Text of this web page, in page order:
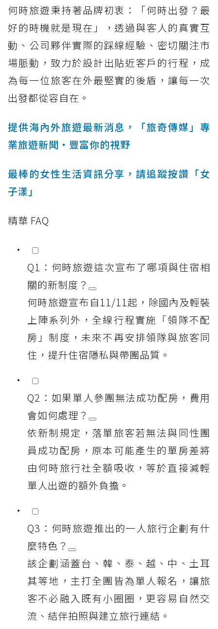
何時旅遊秉持著品牌初衷：「何時出發？最
好的時機就是現在」，透過與客人的真實互
動、公司夥伴實際的踩線經驗、密切關注市
場脈動，致力於設計出貼近客戶的行程，成
為每一位旅客在外最堅實的後盾，讓每一次
出發都從容自在。
提供海內外旅遊最新消息，「旅奇傳媒」專
業旅遊新聞‧豐富你的視野
最棒的女性生活資訊分享，請追蹤按讚「女
子漾」
精華 FAQ
Q1：何時旅遊這次宣布了哪項與住宿相
關的新制度？
何時旅遊宣布自11/11起，除國內及輕裝
上陣系列外，全線行程實施「領隊不配
房」制度，未來不再安排領隊與旅客同
住，提升住宿隱私與帶團品質。
Q2：如果單人參團無法成功配房，費用
會如何處理？
依新制規定，落單旅客若無法與同性團
員成功配房，原本可能產生的單房差將
由何時旅行社全額吸收，等於直接減輕
單人出遊的額外負擔。
Q3：何時旅遊推出的一人旅行企劃有什
麼特色？
該企劃涵蓋台、韓、泰、越、中、土耳
其等地，主打全團皆為單人報名，讓旅
客不必融入既有小圈圈，更容易自然交
流、結伴拍照與建立旅行連結。